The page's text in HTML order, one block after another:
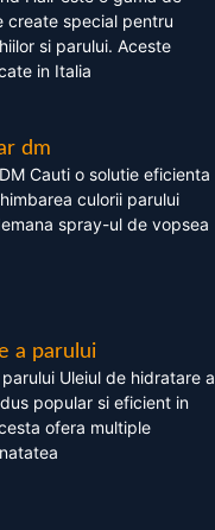
create special pentru
si parului. Aceste
in Italia
dm
Cauti o solutie eficienta
culorii parului
spray-ul de vopsea
a parului
Uleiul de hidratare a
popular si eficient in
ofera multiple